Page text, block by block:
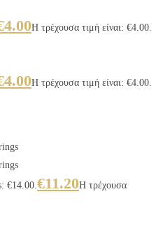
4.00Η τρέχουσα τιμή είναι: €4.00.
4.00Η τρέχουσα τιμή είναι: €4.00.
€14.00. €11.20Η τρέχουσα